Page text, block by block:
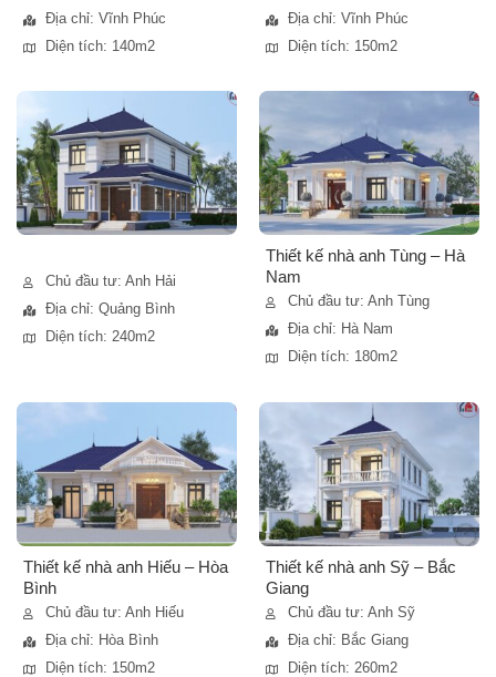
Địa chỉ: Vĩnh Phúc
Diện tích: 140m2
Địa chỉ: Vĩnh Phúc
Diện tích: 150m2
Chủ đầu tư: Anh Hải
Địa chỉ: Quảng Bình
Diện tích: 240m2
Thiết kế nhà anh Tùng – Hà
Nam
Chủ đầu tư: Anh Tùng
Địa chỉ: Hà Nam
Diện tích: 180m2
Thiết kế nhà anh Hiếu – Hòa
Bình
Chủ đầu tư: Anh Hiếu
Địa chỉ: Hòa Bình
Diện tích: 150m2
Thiết kế nhà anh Sỹ – Bắc
Giang
Chủ đầu tư: Anh Sỹ
Địa chỉ: Bắc Giang
Diện tích: 260m2